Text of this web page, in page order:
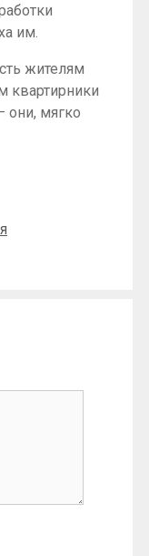
им.
жителям
квартирники
они, мягко